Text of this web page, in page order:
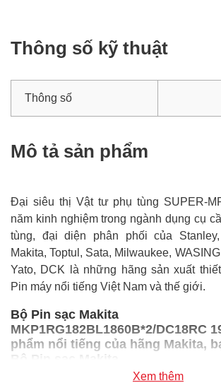
Thông số kỹ thuật
Thông số
Mô tả sản phẩm
Đại siêu thị Vật tư phụ tùng SUPER-
năm kinh nghiệm trong ngành dụng cụ
tùng, đại diện phân phối của
Makita, Toptul, Sata, Milwaukee,
Yato, DCK là những hãng sản xuất
Pin máy nổi tiếng Việt Nam và thế giới.
Bộ Pin sạc Makita
MKP1RG182BL1860B*2/DC18RC
phẩm nổi tiếng của hãng Makita,
Bộ Pin sạc Makita
MKP1RG182BL1860B*2/DC18RC
Xem thêm